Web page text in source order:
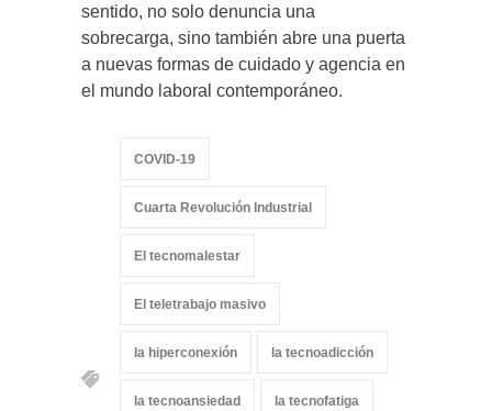
sentido, no solo denuncia una
sobrecarga, sino también abre una puerta
a nuevas formas de cuidado y agencia en
el mundo laboral contemporáneo.
COVID-19
Cuarta Revolución Industrial
El tecnomalestar
El teletrabajo masivo
la hiperconexión la tecnoadicción
la tecnoansiedad la tecnofatiga